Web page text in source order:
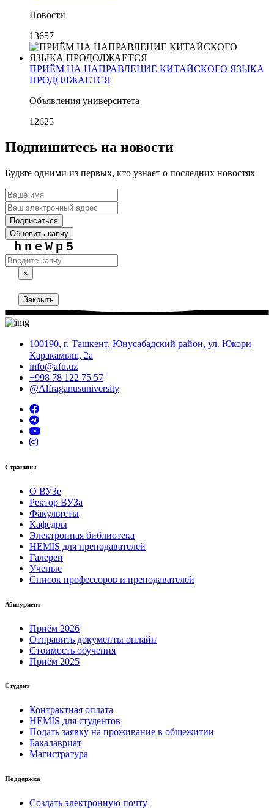
Новости
13657
ПРИЁМ НА НАПРАВЛЕНИЕ КИТАЙСКОГО ЯЗЫКА
ПРОДОЛЖАЕТСЯ
Объявления университета
12625
Подпишитесь на новости
Будьте одними из первых, кто узнает о последних новостях
Подписаться
Обновить капчу
hneWp5
×
Закрыть
100190, г. Ташкент, Юнусабадский район, ул. Юкори
Каракамыш, 2а
info@afu.uz
+998 78 122 75 57
@Alfraganusuniversity
Страницы
О ВУЗе
Ректор ВУЗа
Факультеты
Кафедры
Электронная библиотека
HEMIS для преподавателей
Галереи
Ученые
Список профессоров и преподавателей
Абитуриент
Приём 2026
Отправить документы онлайн
Стоимость обучения
Приём 2025
Студент
Контрактная оплата
HEMIS для студентов
Подать заявку на проживание в общежитии
Бакалавриат
Магистратура
Поддержка
Создать электронную почту